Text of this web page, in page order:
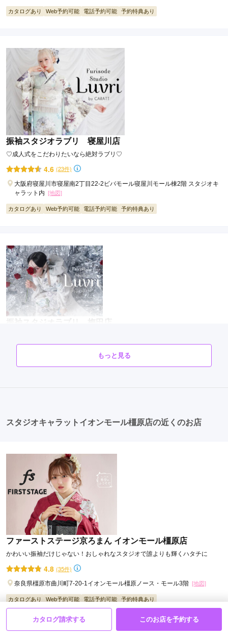
カタログ請求する このお店を予約する
カタログあり Web予約可能 電話予約可能 予約特典あり
振袖スタジオラブリ 寝屋川店
♡成人式をこだわりたいなら絶対ラブリ♡
4.6 (23件)
大阪府寝屋川市寝屋南2丁目22-2ビバモール寝屋川モール棟2階 スタジオキ
ャラット内 [地図]
カタログあり Web予約可能 電話予約可能 予約特典あり
大阪府大阪市北区茶屋町10-12NU茶屋町7F
口コミ優秀店舗
スタジオキャラット 奈良大宮通り店
2027年～2028年 振袖レンタル受付中！お急ぎください☆
4.5 (9件)
奈良県奈良市三条大路2－1－55[地図]
カタログあり Web予約可能
もっと見る
スタジオキャラットイオンモール橿原店の近くのお店
ファーストステージ京ろまん イオンモール橿原店
かわいい振袖だけじゃない！おしゃれなスタジオで誰よりも輝くハタチに
4.8 (35件)
奈良県橿原市曲川町7-20-1イオンモール橿原ノース・モール3階 [地図]
カタログあり Web予約可能 電話予約可能 予約特典あり